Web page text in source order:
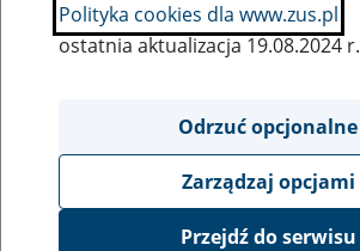
Ukryj wszystkie pozycje bazy
Polityka cookies dla www.zus.pl
ostatnia aktualizacja 19.08.2024 r.
Odrzuć opcjonalne
Zarządzaj opcjami
Przejdź do serwisu